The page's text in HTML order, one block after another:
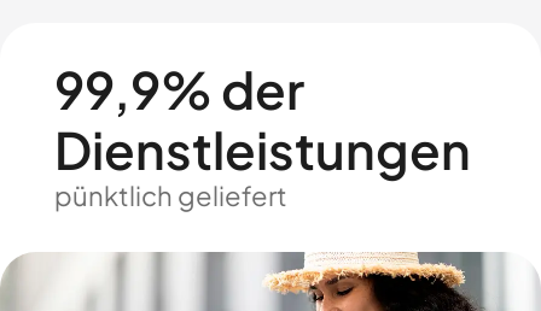
99,9% der
Dienstleistungen
pünktlich geliefert